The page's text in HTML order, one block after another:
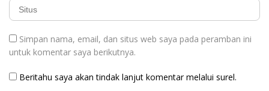
Simpan nama, email, dan situs web saya pada peramban ini
untuk komentar saya berikutnya.
Beritahu saya akan tindak lanjut komentar melalui surel.